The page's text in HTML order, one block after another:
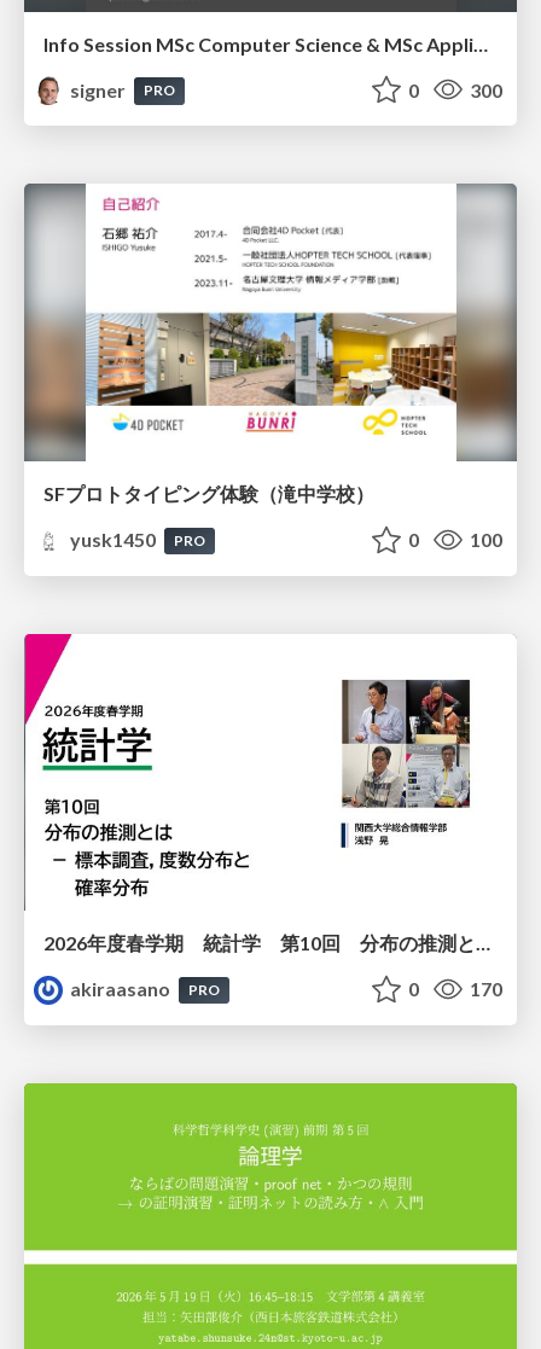
signer
PRO 0 300
SFプロトタイピング体験（滝中学校）
yusk1450
PRO 0 100
2026年度春学期 統計学 第10回 分布の推測とは － 標本調査，度数分布と確率分布 (2026. 6. 4)
akiraasano
PRO 0 170